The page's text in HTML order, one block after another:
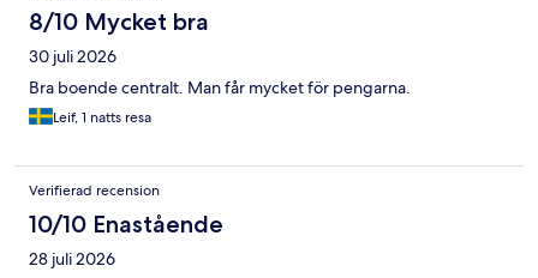
8/10 Mycket bra
30 juli 2026
Bra boende centralt. Man får mycket för pengarna.
Leif, 1 natts resa
Verifierad recension
10/10 Enastående
28 juli 2026